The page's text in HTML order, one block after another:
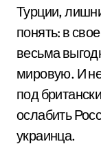
Турции,
понять: в
весьма
мировую. И
под
ослабить
украинца.